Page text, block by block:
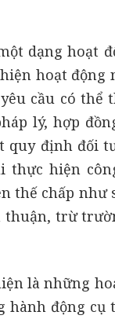
dạng hoạt
hoạt động
cầu có thể
lý, hợp
quy định đối
hiện
thế chấp như
thuận, trừ
là những
động cụ